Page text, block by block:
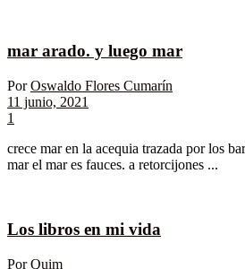
mar arado. y luego mar
Por Oswaldo Flores Cumarín
11 junio, 2021
1
crece mar en la acequia trazada por los
mar el mar es fauces. a retorcijones ...
Los libros en mi vida
Por Quim